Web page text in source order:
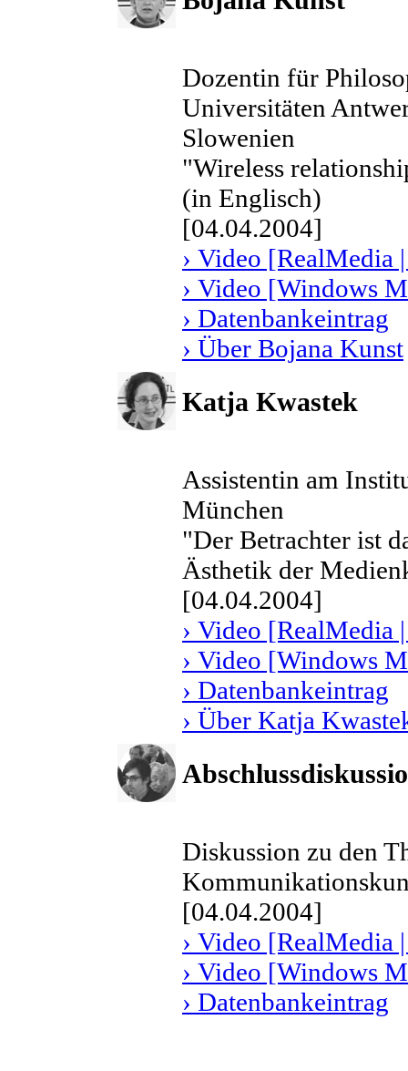
Dozentin für
Universitäten
Slowenien
"Wireless
(in Englisch)
[04.04.2004]
› Video [RealMedia
› Video [Windows
› Datenbankeintrag
› Über Bojana Kunst
Katja Kwastek
Assistentin am
München
"Der Betrachter ist
Ästhetik der
[04.04.2004]
› Video [RealMedia
› Video [Windows
› Datenbankeintrag
› Über Katja
Diskussion zu den
[04.04.2004]
› Video [RealMedia
› Video [Windows
› Datenbankeintrag